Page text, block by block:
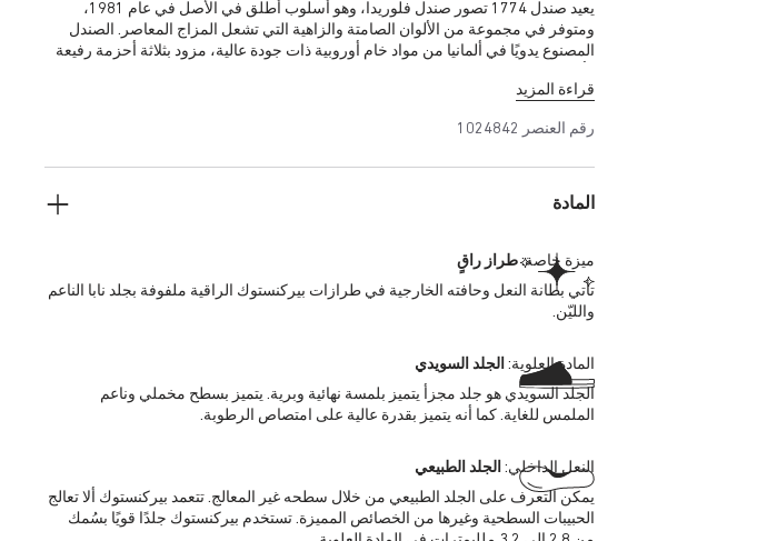
يعيد صندل 1774 تصور صندل فلوريدا، وهو أسلوب أطلق في الأصل في عام 1981،
ومتوفر في مجموعة من الألوان الصامتة والزاهية التي تشعل المزاج المعاصر. الصندل
المصنوع يدويًا في ألمانيا من مواد خام أوروبية ذات جودة عالية، مزود بثلاثة أحزمة رفيعة
قراءة المزيد
رقم العنصر 1024842
المادة
ميزة خاصة:طراز راقٍ
تأتي بطانة النعل وحافته الخارجية في طرازات بيركنستوك الراقية ملفوفة بجلد نابا الناعم
والليّن.
المادة العلوية:الجلد السويدي
الجلد السويدي هو جلد مجزأ يتميز بلمسة نهائية وبرية. يتميز بسطح مخملي وناعم
الملمس للغاية. كما أنه يتميز بقدرة عالية على امتصاص الرطوبة.
النعل الداخلي:الجلد الطبيعي
يمكن التعرف على الجلد الطبيعي من خلال سطحه غير المعالج. تتعمد بيركنستوك ألا تعالج
الحبيبات السطحية وغيرها من الخصائص المميزة. تستخدم بيركنستوك جلدًا قويًا بسُمك